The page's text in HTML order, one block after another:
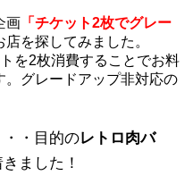
画 「チケット2枚でグレー
店を探してみました。
を2枚消費することでお料
グレードアップ非対応の
・目的のレトロ肉バ
ました！